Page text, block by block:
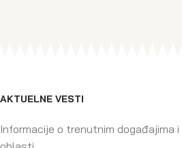
AKTUELNE VESTI
Informacije o trenutnim događajima